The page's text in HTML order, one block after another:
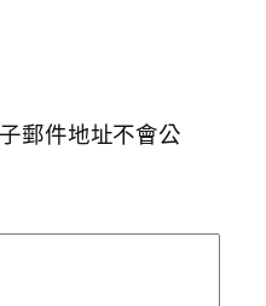
郵件地址不會公